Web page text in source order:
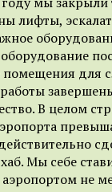
лифты,
помещения для
В целом
Мы себе
не